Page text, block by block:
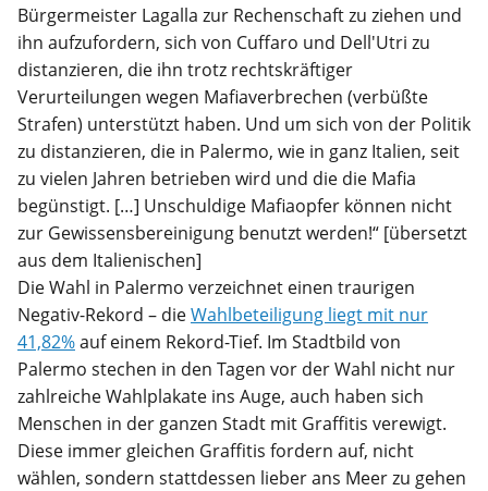
Bürgermeister Lagalla zur Rechenschaft zu ziehen und
ihn aufzufordern, sich von Cuffaro und Dell'Utri zu
distanzieren, die ihn trotz rechtskräftiger
Verurteilungen wegen Mafiaverbrechen (verbüßte
Strafen) unterstützt haben. Und um sich von der Politik
zu distanzieren, die in Palermo, wie in ganz Italien, seit
zu vielen Jahren betrieben wird und die die Mafia
begünstigt. […] Unschuldige Mafiaopfer können nicht
zur Gewissensbereinigung benutzt werden!“ [übersetzt
aus dem Italienischen]
Die Wahl in Palermo verzeichnet einen traurigen
Negativ-Rekord – dieWahlbeteiligung liegt mit nur
41,82%auf einem Rekord-Tief. Im Stadtbild von
Palermo stechen in den Tagen vor der Wahl nicht nur
zahlreiche Wahlplakate ins Auge, auch haben sich
Menschen in der ganzen Stadt mit Graffitis verewigt.
Diese immer gleichen Graffitis fordern auf, nicht
wählen, sondern stattdessen lieber ans Meer zu gehen